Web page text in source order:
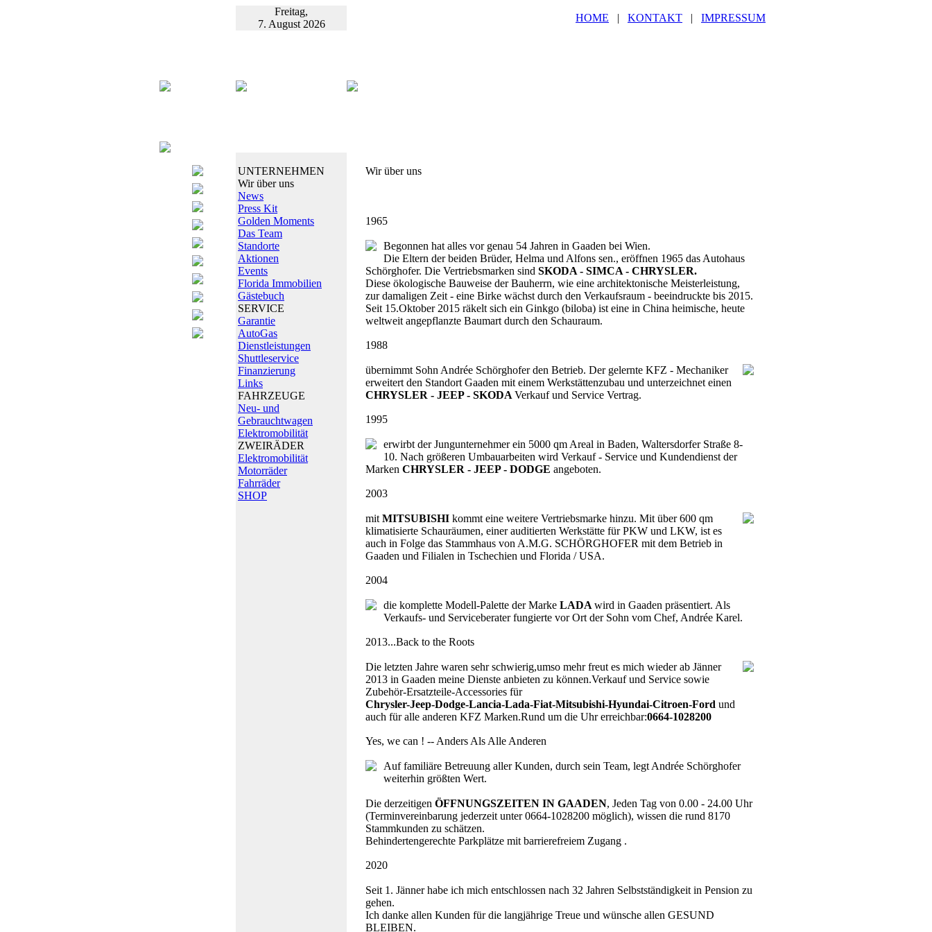
Freitag,
7. August 2026
HOME | KONTAKT | IMPRESSUM
UNTERNEHMEN
Wir über uns
News
Press Kit
Golden Moments
Das Team
Standorte
Aktionen
Events
Florida Immobilien
Gästebuch
SERVICE
Garantie
AutoGas
Dienstleistungen
Shuttleservice
Finanzierung
Links
FAHRZEUGE
Neu- und
Gebrauchtwagen
Elektromobilität
ZWEIRÄDER
Elektromobilität
Motorräder
Fahrräder
SHOP
Wir über uns
1965
Begonnen hat alles vor genau 54 Jahren in Gaaden bei Wien.
Die Eltern der beiden Brüder, Helma und Alfons sen., eröffnen 1965 das Autohaus
Schörghofer. Die Vertriebsmarken sind SKODA - SIMCA - CHRYSLER.
Diese ökologische Bauweise der Bauherrn, wie eine architektonische Meisterleistung,
zur damaligen Zeit - eine Birke wächst durch den Verkaufsraum - beeindruckte bis 2015.
Seit 15.Oktober 2015 räkelt sich ein Ginkgo (biloba) ist eine in China heimische, heute
weltweit angepflanzte Baumart durch den Schauraum.
1988
übernimmt Sohn Andrée Schörghofer den Betrieb. Der gelernte KFZ - Mechaniker
erweitert den Standort Gaaden mit einem Werkstättenzubau und unterzeichnet einen
CHRYSLER - JEEP - SKODA Verkauf und Service Vertrag.
1995
erwirbt der Jungunternehmer ein 5000 qm Areal in Baden, Waltersdorfer Straße 8-
10. Nach größeren Umbauarbeiten wird Verkauf - Service und Kundendienst der
Marken CHRYSLER - JEEP - DODGE angeboten.
2003
mit MITSUBISHI kommt eine weitere Vertriebsmarke hinzu. Mit über 600 qm
klimatisierte Schauräumen, einer auditierten Werkstätte für PKW und LKW, ist es
auch in Folge das Stammhaus von A.M.G. SCHÖRGHOFER mit dem Betrieb in
Gaaden und Filialen in Tschechien und Florida / USA.
2004
die komplette Modell-Palette der Marke LADA wird in Gaaden präsentiert. Als
Verkaufs- und Serviceberater fungierte vor Ort der Sohn vom Chef, Andrée Karel.
2013...Back to the Roots
Die letzten Jahre waren sehr schwierig,umso mehr freut es mich wieder ab Jänner
2013 in Gaaden meine Dienste anbieten zu können.Verkauf und Service sowie
Zubehör-Ersatzteile-Accessories für
Chrysler-Jeep-Dodge-Lancia-Lada-Fiat-Mitsubishi-Hyundai-Citroen-Ford und
auch für alle anderen KFZ Marken.Rund um die Uhr erreichbar:0664-1028200
Yes, we can ! -- Anders Als Alle Anderen
Auf familiäre Betreuung aller Kunden, durch sein Team, legt Andrée Schörghofer
weiterhin größten Wert.
Die derzeitigen ÖFFNUNGSZEITEN IN GAADEN, Jeden Tag von 0.00 - 24.00 Uhr
(Terminvereinbarung jederzeit unter 0664-1028200 möglich), wissen die rund 8170
Stammkunden zu schätzen.
Behindertengerechte Parkplätze mit barrierefreiem Zugang .
2020
Seit 1. Jänner habe ich mich entschlossen nach 32 Jahren Selbstständigkeit in Pension zu
gehen.
Ich danke allen Kunden für die langjährige Treue und wünsche allen GESUND
BLEIBEN.